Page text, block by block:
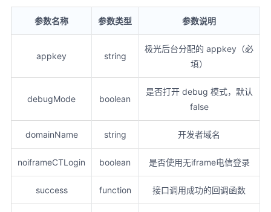
调用示例
SDK 获取号码认证 token
参数说明
调用示例
参数说明
调用示例
其他说明
SDK 一键登录 UI 设置
接口说明
参数名称 参数类型 参数说明
appkey string
极光后台分配的 appkey（必
填）
debugMode boolean
是否打开 debug 模式，默认
false
domainName string 开发者域名
noiframeCTLogin boolean 是否使用无iframe电信登录
success function 接口调用成功的回调函数